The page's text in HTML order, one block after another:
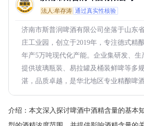
法人:牟存涛 通过真实性核验
济南市斯普润啤酒有限公司坐落于山东
庄工业园，创立于2019年，专注德式精
年产5万吨现代化产能。企业集研发、生
提供玻璃瓶装、易拉罐及桶装鲜啤等多
湛，品质卓越，是华北地区专业精酿啤酒
介绍： 本文深入探讨啤酒中酒精含量的基本